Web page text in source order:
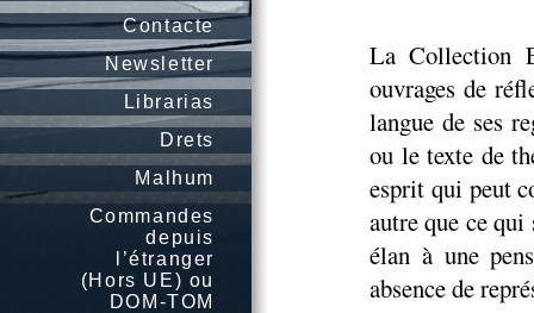
Contacte
Newsletter
Librarias
Drets
Malhum
Commandes
depuis
l’étranger
(Hors UE) ou
DOM-TOM
La Collection
ouvrages de
langue de ses
ou le texte de
esprit qui peut
autre que ce qui
élan à une
absence de